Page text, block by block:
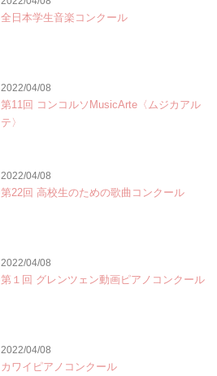
全日本学生音楽コンクール
2022/04/08
第11回 コンコルソMusicArte〈ムジカアル
テ〉
2022/04/08
第22回 高校生のための歌曲コンクール
2022/04/08
第１回 グレンツェン動画ピアノコンクール
2022/04/08
カワイピアノコンクール